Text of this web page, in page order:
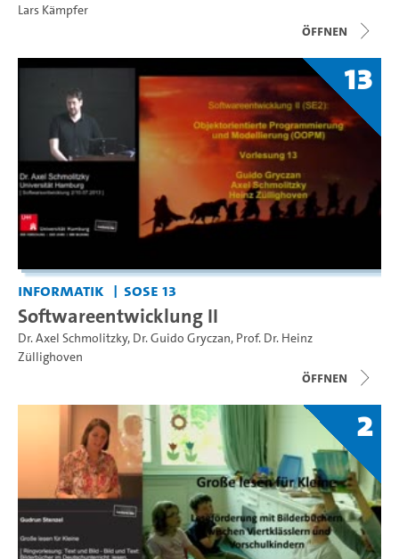
Lars Kämpfer
Öffnen
13
Informatik SoSe 13
Softwareentwicklung II
Dr. Axel Schmolitzky, Dr. Guido Gryczan, Prof. Dr. Heinz
Züllighoven
Öffnen
2